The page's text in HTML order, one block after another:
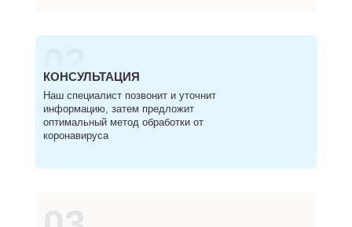
02
КОНСУЛЬТАЦИЯ
Наш специалист позвонит и уточнит
информацию, затем предложит
оптимальный метод обработки от
коронавируса